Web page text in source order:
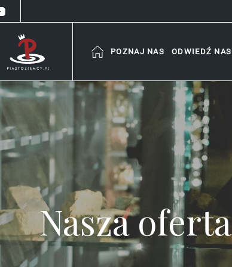
POZNAJ NAS ODWIEDŹ NAS
Nasza oferta